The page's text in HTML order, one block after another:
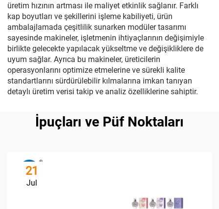
üretim hızının artması ile maliyet etkinlik sağlanır. Farklı
kap boyutları ve şekillerini işleme kabiliyeti, ürün
ambalajlamada çeşitlilik sunarken modüler tasarımı
sayesinde makineler, işletmenin ihtiyaçlarının değişimiyle
birlikte gelecekte yapılacak yükseltme ve değişikliklere de
uyum sağlar. Ayrıca bu makineler, üreticilerin
operasyonlarını optimize etmelerine ve sürekli kalite
standartlarını sürdürülebilir kılmalarına imkan tanıyan
detaylı üretim verisi takip ve analiz özelliklerine sahiptir.
İpuçları ve Püf Noktaları
21
Jul